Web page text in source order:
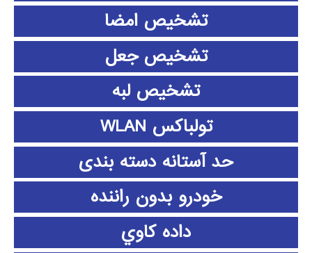
تشخیص امضا
تشخیص جعل
تشخیص لبه
تولباکس WLAN
حد آستانه دسته بندی
خودرو بدون راننده
داده كاوي